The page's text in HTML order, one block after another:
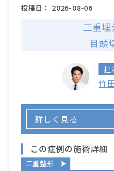
投稿日： 2026-08-06
二重
目頭
担
竹
詳しく見る
この症例の施術詳細
二重整形